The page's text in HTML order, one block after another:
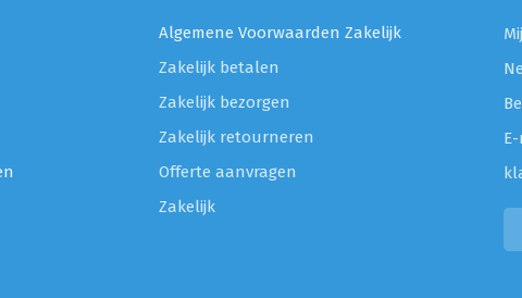
Algemene Voorwaarden Zakelijk
Zakelijk betalen
Zakelijk bezorgen
Zakelijk retourneren
Offerte aanvragen
Zakelijk